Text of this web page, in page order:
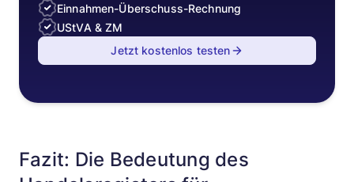
Einnahmen-Überschuss-Rechnung
UStVA & ZM
Jetzt kostenlos testen
Fazit: Die Bedeutung des